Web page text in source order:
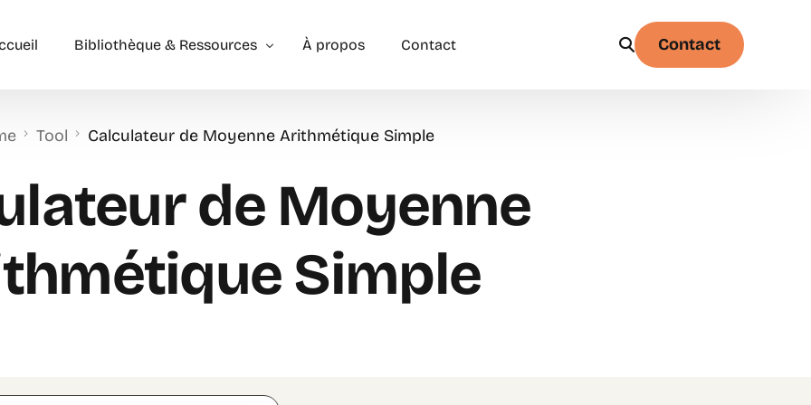
Bibliothèque & Ressources
Exercices Corrigés
À propos Contact Contact
Tool Calculateur de Moyenne Arithmétique Simple
de Moyenne
Simple